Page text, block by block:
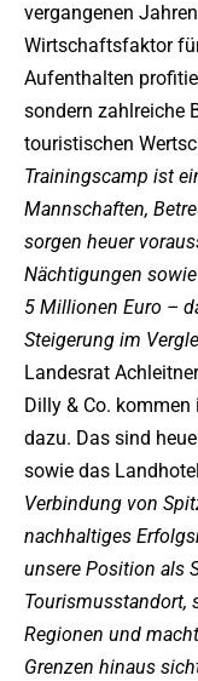
vergangenen
Wirtschaftsfaktor
Aufenthalten
sondern zahlreiche
touristischen
Trainingscamp ist
Mannschaften,
sorgen heuer
Nächtigungen
5 Millionen Euro –
Steigerung im
Landesrat
Dilly & Co.
dazu. Das sind
sowie das
Verbindung von
nachhaltiges
unsere Position als
Tourismusstandort,
Regionen und
Grenzen hinaus